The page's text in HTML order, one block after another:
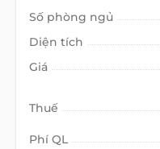
Số phòng ngủ
Diện tích
Giá
Thuế
Phí QL